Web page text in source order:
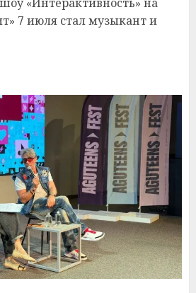
7 июля стал музыкант и